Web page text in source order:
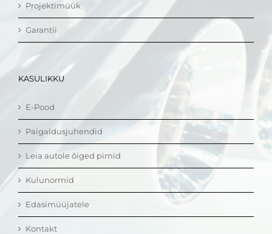
Projektimüük
Garantii
KASULIKKU
E-Pood
Paigaldusjuhendid
Leia autole õiged pirnid
Kulunormid
Edasimüüjatele
Kontakt